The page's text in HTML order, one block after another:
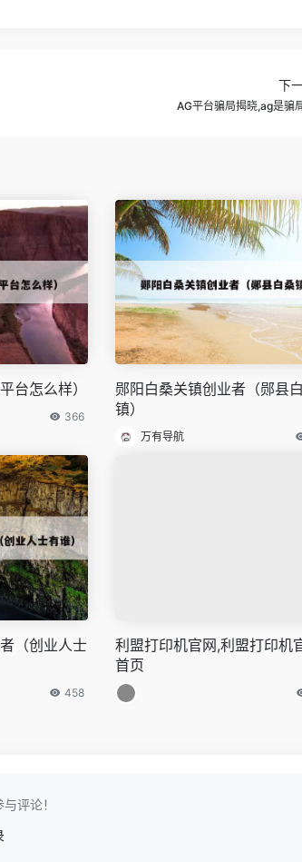
下
AG平台骗局揭晓,ag是骗
台怎么样）
366
郧阳白桑关镇创业者（郧县
镇）
万有导航
（创业人士
458
利盟打印机官网,利盟打印机
首页
评论！